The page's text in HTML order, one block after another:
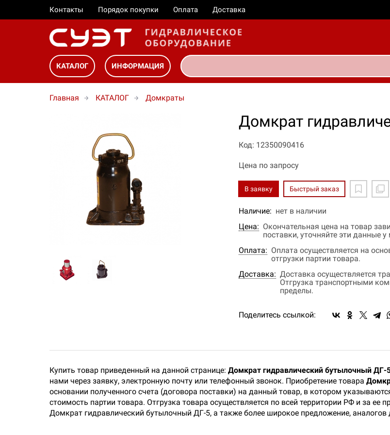
Контакты Порядок покупки Оплата Доставка
КАТАЛОГ ИНФОРМАЦИЯ
Главная КАТАЛОГ Домкраты
Домкрат
Код: 12350090416
Цена по запросу
В заявку Быстрый заказ
Наличие: нет в наличии
Цена: Окончательная цена на товар
поставки, уточняйте эти данные
Оплата: Оплата осуществляется на
отгрузки партии товара.
Доставка: Доставка осуществляется
Отгрузка транспортными
пределы.
Поделитесь ссылкой:
Купить товар приведенный на данной странице: Домкрат гидравлический бутылочный ДГ-
нами через заявку, электронную почту или телефонный звонок. Приобретение товара
основании полученного счета (договора поставки) на данный товар, в котором
стоимость партии товара. Отгрузка товара осуществляется по всей территории РФ и за
Домкрат гидравлический бутылочный ДГ-5, а также более широкое предложение, аналогов